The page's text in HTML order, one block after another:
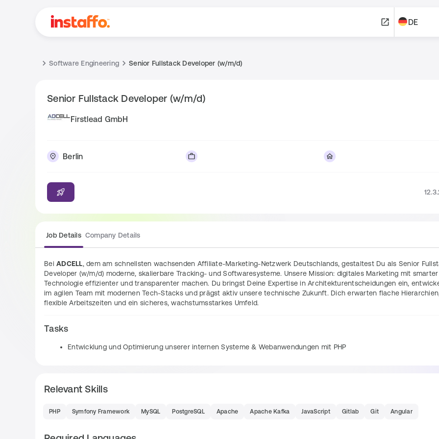
DE
Software Engineering Senior Fullstack Developer (w/m/d)
Senior Fullstack Developer (w/m/d)
Firstlead GmbH
Berlin
Job Details Company Details
Bei ADCELL, dem am schnellsten wachsenden Affiliate-Marketing-Netzwerk Deutschlands, gestaltest Du als Senior
Developer (w/m/d) moderne, skalierbare Tracking- und Softwaresysteme. Unsere Mission: digitales Marketing mit smarter
Technologie effizienter und transparenter machen. Du bringst Deine Expertise in Architekturentscheidungen ein,
im agilen Team mit modernen Tech-Stacks und prägst aktiv unsere technische Zukunft. Dich erwarten flache
flexible Arbeitszeiten und ein sicheres, wachstumsstarkes Umfeld.
Tasks
Entwicklung und Optimierung unserer internen Systeme & Webanwendungen mit PHP
Aufbau und Weiterentwicklung von hochverfügbaren, skalierbaren und event-gesteuerten Systemen
Relevant Skills
PHP Symfony Framework MySQL PostgreSQL Apache Apache Kafka JavaScript Gitlab Git Angular